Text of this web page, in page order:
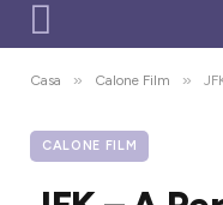
Casa » Calone Film » JFK
CALONE FILM